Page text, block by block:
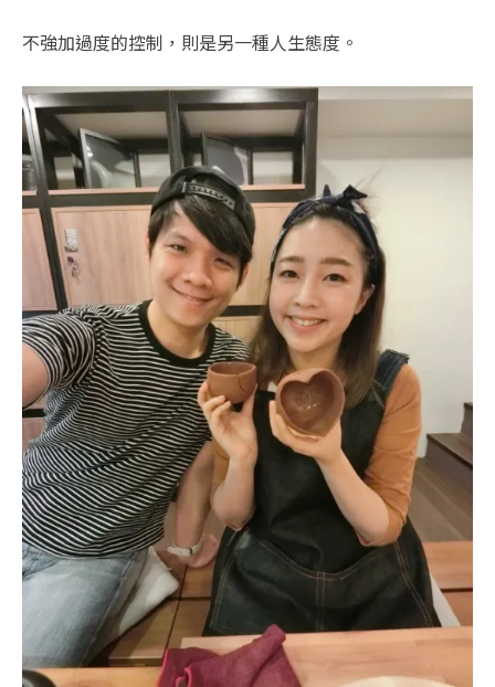
不強加過度的控制，則是另一種人生態度。